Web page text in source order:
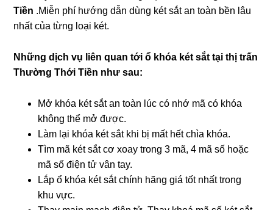
Tiền .Miễn phí hướng dẫn dùng két sắt an toàn bền lâu
nhất của từng loại két.
Những dịch vụ liên quan tới ổ khóa két sắt tại thị trấn
Thường Thới Tiền như sau:
Mở khóa két sắt an toàn lúc có nhớ mã có khóa
không thể mở được.
Làm lại khóa két sắt khi bị mất hết chìa khóa.
Tìm mã két sắt cơ xoay trong 3 mã, 4 mã số hoặc
mã số điện tử vân tay.
Lắp ổ khóa két sắt chính hãng giá tốt nhất trong
khu vực.